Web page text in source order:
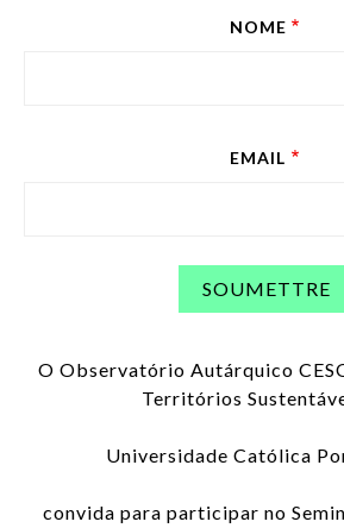
NOME
EMAIL
O Observatório Autárquico
Territórios
Universidade Católica
convida para participar no